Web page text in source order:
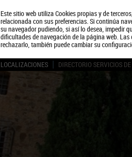
Este sitio web utiliza Cookies propias y de
relacionada con sus preferencias. Si continúa
su navegador pudiendo, si así lo desea, impedir
dificultades de navegación de la página web.
rechazarlo, también puede cambiar su
LOCALIZACIONES DIRECTORIO SERVICIOS